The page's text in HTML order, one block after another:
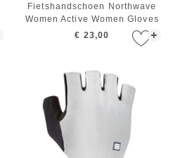
+
Fietshandschoen Northwave
Women Active Women Gloves
Black
€ 23,00